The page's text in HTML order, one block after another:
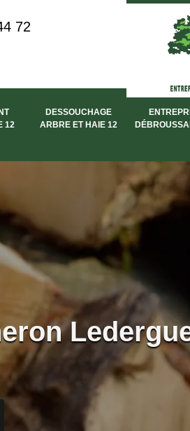
72
12
DESSOUCHAGE
ARBRE ET HAIE 12